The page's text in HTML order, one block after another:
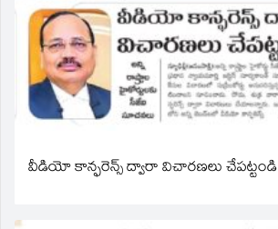
వీడియో కాన్ఫరెన్స్ ద్వారా విచారణలు చేపట్టండి